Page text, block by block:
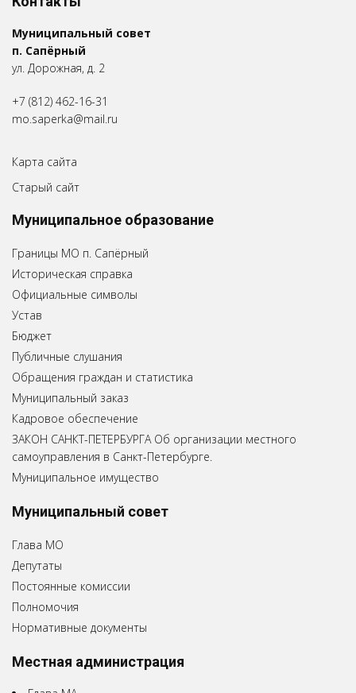
Муниципальный совет
п. Сапёрный
ул. Дорожная, д. 2
+7 (812) 462-16-31
mo.saperka@mail.ru
Карта сайта
Старый сайт
Муниципальное образование
Границы МО п. Сапёрный
Историческая справка
Официальные символы
Устав
Бюджет
Публичные слушания
Обращения граждан и статистика
Муниципальный заказ
Кадровое обеспечение
ЗАКОН САНКТ-ПЕТЕРБУРГА Об организации местного
самоуправления в Санкт-Петербурге.
Муниципальное имущество
Муниципальный совет
Глава МО
Депутаты
Постоянные комиссии
Полномочия
Нормативные документы
Местная администрация